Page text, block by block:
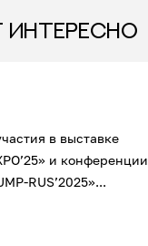
ИНТЕРЕСНО
в выставке
и конференции